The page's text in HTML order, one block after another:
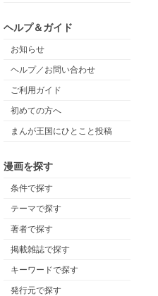
ヘルプ＆ガイド
お知らせ
ヘルプ／お問い合わせ
ご利用ガイド
初めての方へ
まんが王国にひとこと投稿
漫画を探す
条件で探す
テーマで探す
著者で探す
掲載雑誌で探す
キーワードで探す
発行元で探す